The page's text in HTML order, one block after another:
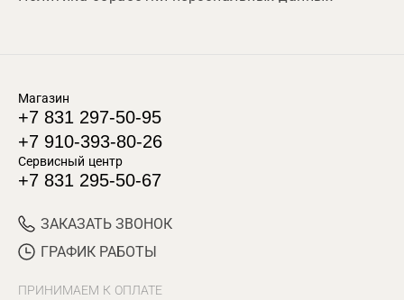
Магазин
+7 831 297-50-95
+7 910-393-80-26
Сервисный центр
+7 831 295-50-67
ЗАКАЗАТЬ ЗВОНОК
ГРАФИК РАБОТЫ
ПРИНИМАЕМ К ОПЛАТЕ